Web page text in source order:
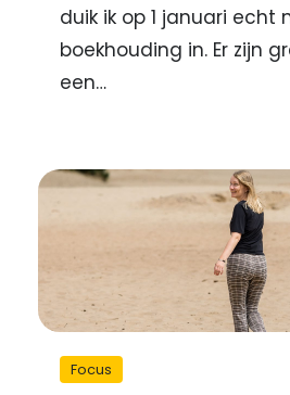
duik ik op 1 januari echt
boekhouding in. Er zijn
een…
Focus